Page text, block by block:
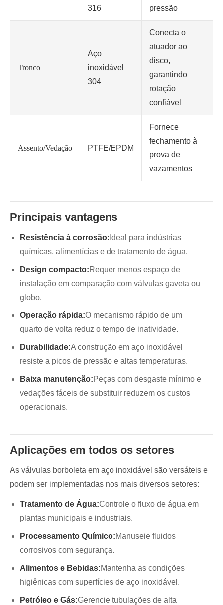
316 pressão
Tronco
Aço
inoxidável
304
Conecta o
atuador ao
disco,
garantindo
rotação
confiável
Assento/Vedação PTFE/EPDM
Fornece
fechamento à
prova de
vazamentos
Principais vantagens
Resistência à corrosão: Ideal para indústrias
químicas, alimentícias e de tratamento de água.
Design compacto:Requer menos espaço de
instalação em comparação com válvulas gaveta ou
globo.
Operação rápida:O mecanismo rápido de um
quarto de volta reduz o tempo de inatividade.
Durabilidade:A construção em aço inoxidável
resiste a picos de pressão e altas temperaturas.
Baixa manutenção:Peças com desgaste mínimo e
vedações fáceis de substituir reduzem os custos
operacionais.
Aplicações em todos os setores
As válvulas borboleta em aço inoxidável são versáteis e
podem ser implementadas nos mais diversos setores:
Tratamento de Água:Controle o fluxo de água em
plantas municipais e industriais.
Processamento Químico:Manuseie fluidos
corrosivos com segurança.
Alimentos e Bebidas:Mantenha as condições
higiênicas com superfícies de aço inoxidável.
Petróleo e Gás:Gerencie tubulações de alta